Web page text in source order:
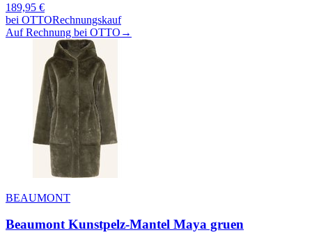
189,95 €
bei OTTORechnungskauf
Auf Rechnung bei OTTO →
BEAUMONT
Beaumont Kunstpelz-Mantel Maya gruen